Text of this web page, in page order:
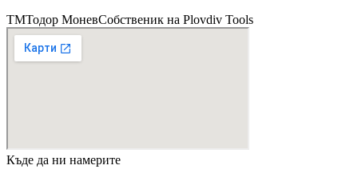
ТМТодор МоневСобственик на Plovdiv Tools
Къде да ни намерите